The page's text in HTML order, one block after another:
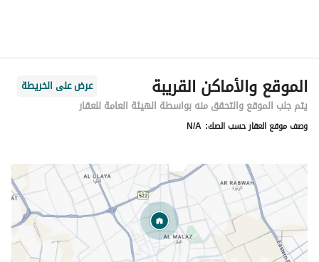
الموقع والأماكن القريبة
عرض على الخريطة
يتم جلب الموقع والتحقق منه بواسطة الهيئة العامة للعقار
وصف موقع العقار حسب الصك: N/A